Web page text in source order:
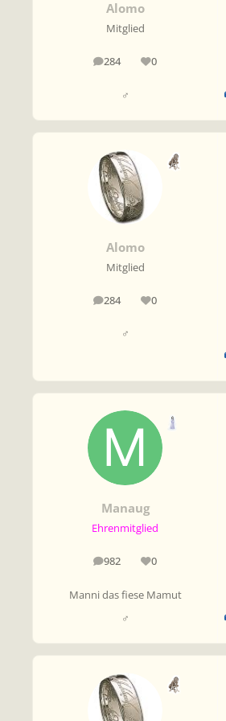
Alomo
Mitglied
284
Beiträge 0
Reputation
♂
Alomo
Mitglied
284
Beiträge 0
Reputation
♂
Manaug
Ehrenmitglied
982
Beiträge 0
Reputation
Manni das fiese Mamut
♂